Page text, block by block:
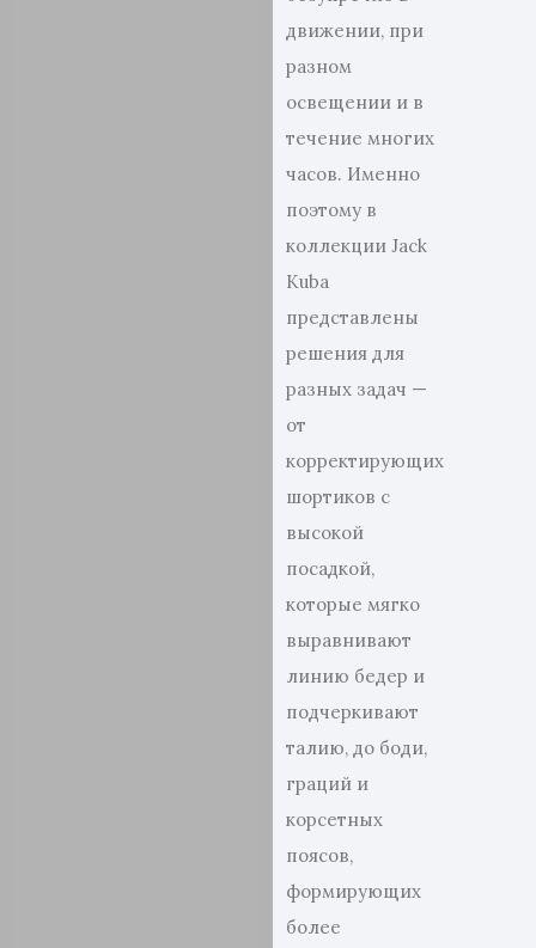
движении, при
разном
освещении и в
течение многих
часов. Именно
поэтому в
коллекции Jack
Kuba
представлены
решения для
разных задач —
от
корректирующих
шортиков с
высокой
посадкой,
которые мягко
выравнивают
линию бедер и
подчеркивают
талию, до боди,
граций и
корсетных
поясов,
формирующих
более